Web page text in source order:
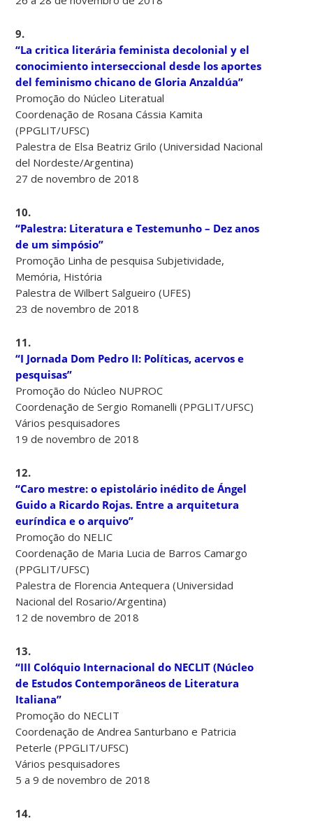
9.
“La critica literária feminista decolonial y el
conocimiento interseccional desde los aportes
del feminismo chicano de Gloria Anzaldúa”
Promoção do Núcleo Literatual
Coordenação de Rosana Cássia Kamita
(PPGLIT/UFSC)
Palestra de Elsa Beatriz Grilo (Universidad Nacional
del Nordeste/Argentina)
27 de novembro de 2018
10.
“Palestra: Literatura e Testemunho – Dez anos
de um simpósio”
Promoção Linha de pesquisa Subjetividade,
Memória, História
Palestra de Wilbert Salgueiro (UFES)
23 de novembro de 2018
11.
“I Jornada Dom Pedro II: Políticas, acervos e
pesquisas”
Promoção do Núcleo NUPROC
Coordenação de Sergio Romanelli (PPGLIT/UFSC)
Vários pesquisadores
19 de novembro de 2018
12.
“Caro mestre: o epistolário inédito de Ángel
Guido a Ricardo Rojas. Entre a arquitetura
euríndica e o arquivo”
Promoção do NELIC
Coordenação de Maria Lucia de Barros Camargo
(PPGLIT/UFSC)
Palestra de Florencia Antequera (Universidad
Nacional del Rosario/Argentina)
12 de novembro de 2018
13.
“III Colóquio Internacional do NECLIT (Núcleo
de Estudos Contemporâneos de Literatura
Italiana”
Promoção do NECLIT
Coordenação de Andrea Santurbano e Patricia
Peterle (PPGLIT/UFSC)
Vários pesquisadores
5 a 9 de novembro de 2018
14.